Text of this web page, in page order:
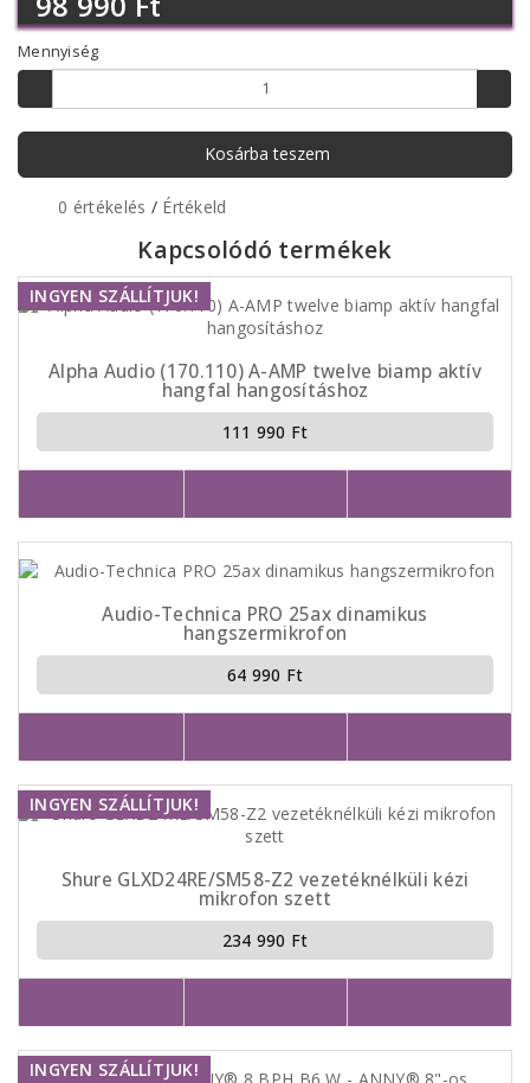
Mennyiség
Kosárba teszem
0 értékelés / Értékeld
Kapcsolódó termékek
INGYEN SZÁLLÍTJUK!
Alpha Audio (170.110) A-AMP twelve biamp aktív
hangfal hangosításhoz
111 990 Ft
Audio-Technica PRO 25ax dinamikus
hangszermikrofon
64 990 Ft
INGYEN SZÁLLÍTJUK!
Shure GLXD24RE/SM58-Z2 vezetéknélküli kézi
mikrofon szett
234 990 Ft
INGYEN SZÁLLÍTJUK!